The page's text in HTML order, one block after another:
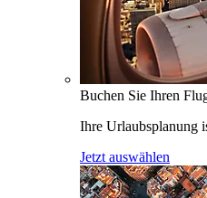
Buchen Sie Ihren
Ihre Urlaubsplanung
Jetzt auswählen